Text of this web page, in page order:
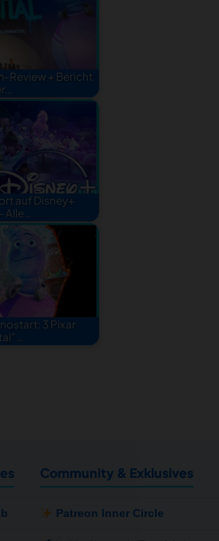
Review + Bericht
auf Disney+
3 Pixar
Community & Exklusives
Patreon Inner Circle